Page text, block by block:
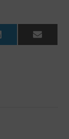
LinkedIn Email